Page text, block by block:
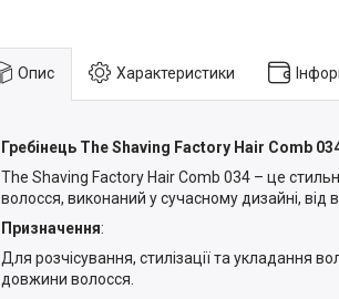
Опис Характеристики
Гребінець The Shaving Factory Hair Comb
The Shaving Factory Hair Comb 034 – це
волосся, виконаний у сучасному дизайні, від
Призначення:
Для розчісування, стилізації та укладання
довжини волосся.